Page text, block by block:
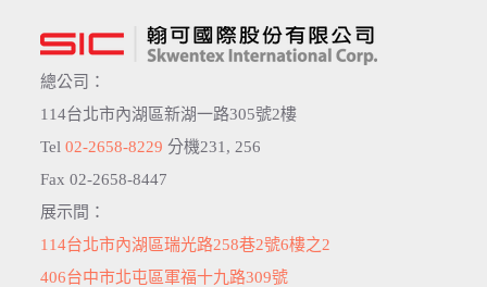
總公司：
114台北市內湖區新湖一路305號2樓
Tel 02-2658-8229 分機231, 256
Fax 02-2658-8447
展示間：
114台北市內湖區瑞光路258巷2號6樓之2
406台中市北屯區軍福十九路309號